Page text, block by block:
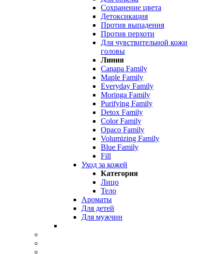
Сохранение цвета
Детоксикация
Против выпадения
Против перхоти
Для чувствительной кожи
головы
Линия
Canapa Family
Maple Family
Everyday Family
Moringa Family
Purifying Family
Detox Family
Color Family
Opaco Family
Volumizing Family
Blue Family
Fill
Уход за кожей
Категория
Лицо
Тело
Ароматы
Для детей
Для мужчин